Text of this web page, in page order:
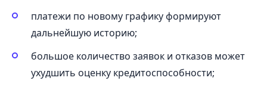
платежи по новому графику формируют
дальнейшую историю;
большое количество заявок и отказов может
ухудшить оценку кредитоспособности;